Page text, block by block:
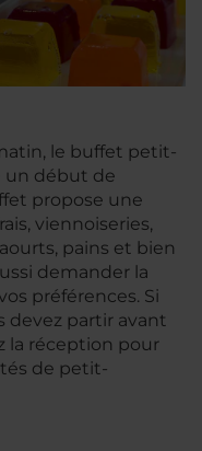
le buffet petit-
un début de
propose une
viennoiseries,
pains et bien
demander la
préférences. Si
devez partir avant
la réception pour
de petit-